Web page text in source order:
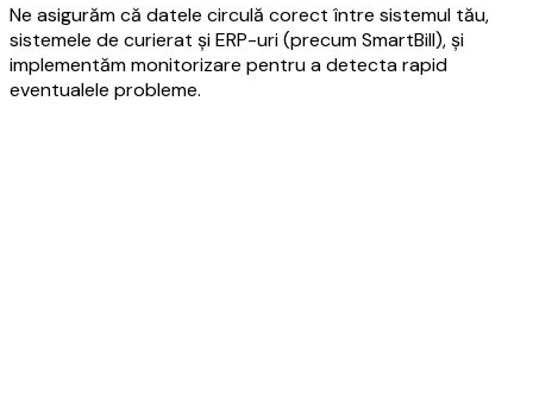
Ne asigurăm că datele circulă corect între sistemul tău,
sistemele de curierat și ERP-uri (precum SmartBill), și
implementăm monitorizare pentru a detecta rapid
eventualele probleme.